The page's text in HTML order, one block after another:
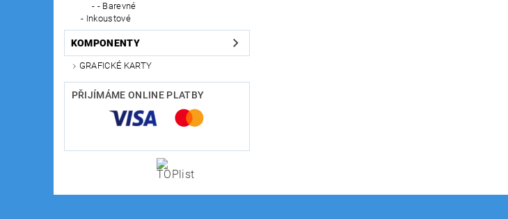
- Barevné
Inkoustové
KOMPONENTY
GRAFICKÉ KARTY
PŘIJÍMÁME ONLINE PLATBY